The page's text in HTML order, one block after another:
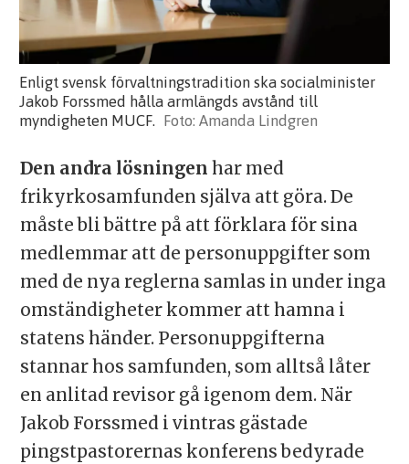
Enligt svensk förvaltningstradition ska socialminister
Jakob Forssmed hålla armlängds avstånd till
myndigheten MUCF.
Amanda Lindgren
Den andra lösningen har med
frikyrkosamfunden själva att göra. De
måste bli bättre på att förklara för sina
medlemmar att de personuppgifter som
med de nya reglerna samlas in under inga
omständigheter kommer att hamna i
statens händer. Personuppgifterna
stannar hos samfunden, som alltså låter
en anlitad revisor gå igenom dem. När
Jakob Forssmed i vintras gästade
pingstpastorernas konferens bedyrade